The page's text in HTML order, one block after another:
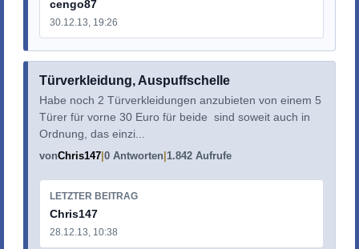
cengo87
30.12.13, 19:26
Türverkleidung, Auspuffschelle
Habe noch 2 Türverkleidungen anzubieten von einem 5
Türer für vorne 30 Euro für beide sind soweit auch in
Ordnung, das einzi...
vonChris147 0 Antworten 1.842 Aufrufe
LETZTER BEITRAG
Chris147
28.12.13, 10:38